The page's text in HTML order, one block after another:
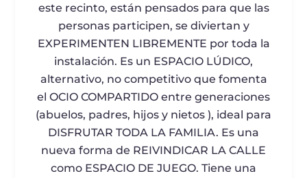
este recinto, están pensados para que las
personas participen, se diviertan y
EXPERIMENTEN LIBREMENTE por toda la
instalación. Es un ESPACIO LÚDICO,
alternativo, no competitivo que fomenta
el OCIO COMPARTIDO entre generaciones
(abuelos, padres, hijos y nietos ), ideal para
DISFRUTAR TODA LA FAMILIA. Es una
nueva forma de REIVINDICAR LA CALLE
como ESPACIO DE JUEGO. Tiene una